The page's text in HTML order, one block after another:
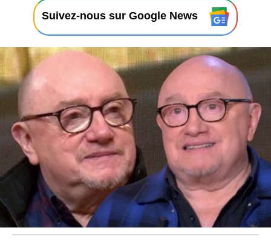
0
/
1
0
0
2
4
à
1
2
5
Suivez-nous sur Google News